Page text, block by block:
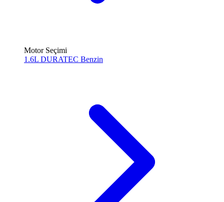
Motor Seçimi
1.6L DURATEC Benzin